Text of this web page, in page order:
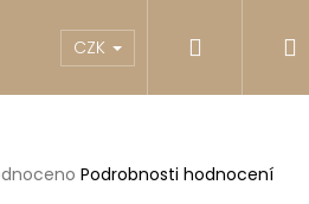
Reklamace
CZK
Podrobnosti hodnocení